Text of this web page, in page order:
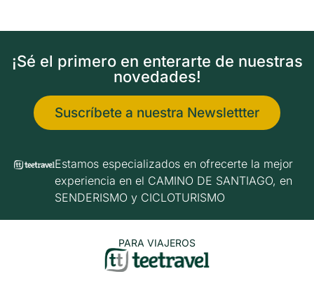
¡Sé el primero en enterarte de nuestras
novedades!
Suscríbete a nuestra Newslettter
Estamos especializados en ofrecerte la mejor
experiencia en el CAMINO DE SANTIAGO, en
SENDERISMO y CICLOTURISMO
PARA VIAJEROS